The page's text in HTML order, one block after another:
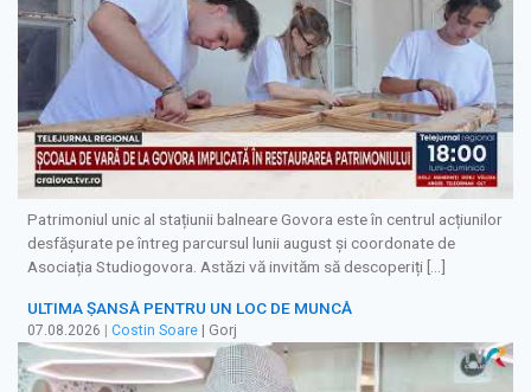
Patrimoniul unic al stațiunii balneare Govora este în centrul acțiunilor
desfășurate pe întreg parcursul lunii august și coordonate de
Asociația Studiogovora. Astăzi vă invităm să descoperiți […]
ULTIMA ȘANSĂ PENTRU UN LOC DE MUNCĂ
07.08.2026 | Costin Soare | Gorj